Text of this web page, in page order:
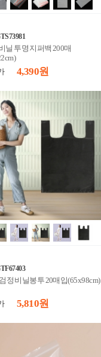
닐 투명 지퍼백 200매
4,390 원
정 비닐봉투 20매입(65x98cm)
5,810 원